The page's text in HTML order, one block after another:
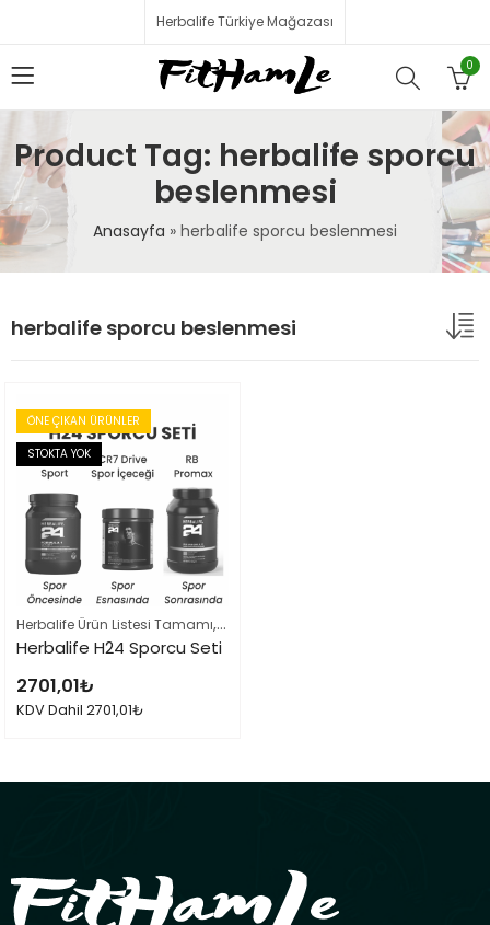
Herbalife Türkiye Mağazası
0
Product Tag: herbalife sporcu
beslenmesi
Anasayfa » herbalife sporcu beslenmesi
herbalife sporcu beslenmesi
ÖNE ÇIKAN ÜRÜNLER
STOKTA YOK
Herbalife Ürün Listesi Tamamı, Sporcu Beslenme Setleri
Herbalife H24 Sporcu Seti
2701,01₺
KDV Dahil 2701,01₺